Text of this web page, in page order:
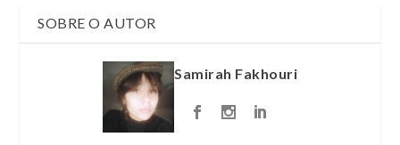
SOBRE O AUTOR
Samirah Fakhouri